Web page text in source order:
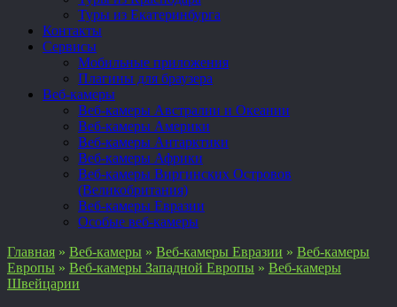
Туры из Екатеринбурга
Контакты
Сервисы
Мобильные приложения
Плагины для браузера
Веб-камеры
Веб-камеры Австралии и Океании
Веб-камеры Америки
Веб-камеры Антарктики
Веб-камеры Африки
Веб-камеры Виргинских Островов
(Великобритания)
Веб-камеры Евразии
Особые веб-камеры
Главная » Веб-камеры » Веб-камеры Евразии » Веб-камеры
Европы » Веб-камеры Западной Европы » Веб-камеры
Швейцарии